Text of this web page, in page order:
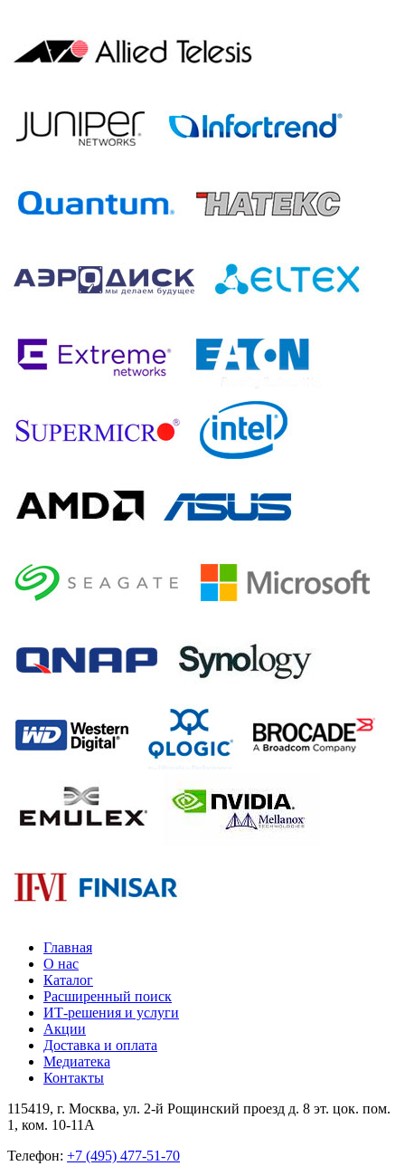
Главная
О нас
Каталог
Расширенный поиск
ИТ-решения и услуги
Акции
Доставка и оплата
Медиатека
Контакты
115419, г. Москва, ул. 2-й Рощинский проезд д. 8 эт. цок. пом.
1, ком. 10-11А
Телефон: +7 (495) 477-51-70